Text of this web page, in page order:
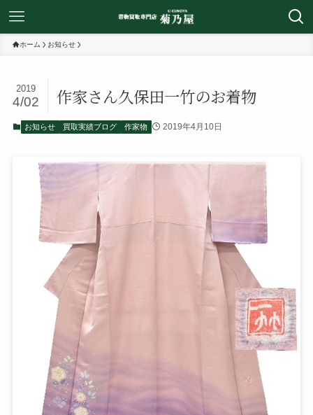
ホーム お知らせ
作家さん久保田一竹のお着物
2019
4/02
お知らせ 買取実績ブログ 作家物 2019年4月10日